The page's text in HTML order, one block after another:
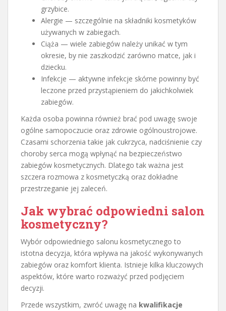
grzybice.
Alergie — szczególnie na składniki kosmetyków
używanych w zabiegach.
Ciąża — wiele zabiegów należy unikać w tym
okresie, by nie zaszkodzić zarówno matce, jak i
dziecku.
Infekcje — aktywne infekcje skórne powinny być
leczone przed przystąpieniem do jakichkolwiek
zabiegów.
Każda osoba powinna również brać pod uwagę swoje
ogólne samopoczucie oraz zdrowie ogólnoustrojowe.
Czasami schorzenia takie jak cukrzyca, nadciśnienie czy
choroby serca mogą wpłynąć na bezpieczeństwo
zabiegów kosmetycznych. Dlatego tak ważna jest
szczera rozmowa z kosmetyczką oraz dokładne
przestrzeganie jej zaleceń.
Jak wybrać odpowiedni salon
kosmetyczny?
Wybór odpowiedniego salonu kosmetycznego to
istotna decyzja, która wpływa na jakość wykonywanych
zabiegów oraz komfort klienta. Istnieje kilka kluczowych
aspektów, które warto rozważyć przed podjęciem
decyzji.
Przede wszystkim, zwróć uwagę na kwalifikacje